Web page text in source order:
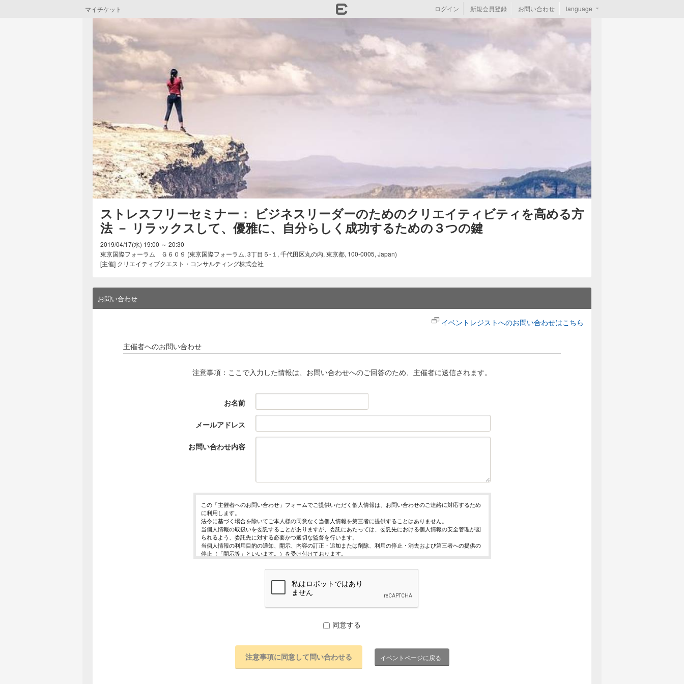
マイチケット ログイン 新規会員登録 お問い合わせ language
ストレスフリーセミナー： ビジネスリーダーのためのクリエイティビティを高める方
法 － リラックスして、優雅に、自分らしく成功するための３つの鍵
2019/04/17(水) 19:00 ～ 20:30
東京国際フォーラム Ｇ６０９ (東京国際フォーラム, 3丁目５-１, 千代田区丸の内, 東京都, 100-0005, Japan)
[主催] クリエイティブクエスト・コンサルティング株式会社
お問い合わせ
イベントレジストへのお問い合わせはこちら
主催者へのお問い合わせ
注意事項：ここで入力した情報は、お問い合わせへのご回答のため、主催者に送信されます。
お名前
メールアドレス
お問い合わせ内容
この「主催者へのお問い合わせ」フォームでご提供いただく個人情報は、お問い合わせのご連絡に対応するため
に利用します。
法令に基づく場合を除いてご本人様の同意なく当個人情報を第三者に提供することはありません。
当個人情報の取扱いを委託することがありますが、委託にあたっては、委託先における個人情報の安全管理が図
られるよう、委託先に対する必要かつ適切な監督を行います。
当個人情報の利用目的の通知、開示、内容の訂正・追加または削除、利用の停止・消去および第三者への提供の
停止（「開示等」といいます。）を受け付けております。
ご入力頂く情報の提供は任意となっております。ただし、正確な情報をご提供いただけない場合には、お問合せ
当ホームページではご利用状況の統計調査のためクッキー等を用いておりますが、これによる個人情報の取得、
東京都渋谷区千駄ヶ谷1－21－6 E-Mail：contact@eventregist.com
E-Mail ： contact@eventregist.com
受付時間 ： 10:00～18:00
同意する
イベントページに戻る